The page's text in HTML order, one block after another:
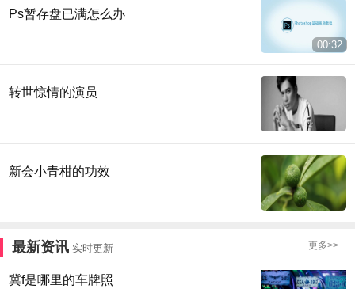
Ps暂存盘已满怎么办
00:32
转世惊情的演员
新会小青柑的功效
最新资讯 实时更新 更多>>
冀f是哪里的车牌照